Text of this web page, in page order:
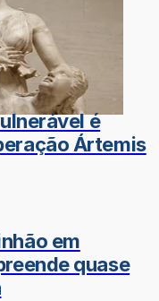
é
Ártemis
em
quase